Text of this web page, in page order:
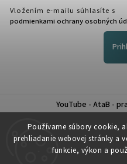
Používame súbory cookie,
prehliadanie webovej stránky a
funkcie, výkon a
Vložením e-mailu súhlasíte s
podmienkami ochrany osobných
YouTube - AtaB -
Nákup na